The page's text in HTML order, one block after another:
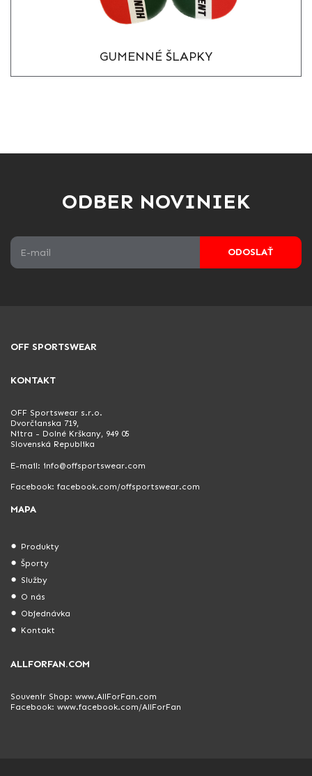
GUMENNÉ ŠLAPKY
ODBER NOVINIEK
ODOSLAŤ
OFF SPORTSWEAR
KONTAKT
OFF Sportswear s.r.o.
Dvorčianska 719,
Nitra - Dolné Krškany, 949 05
Slovenská Republika
E-mail: info@offsportswear.com
Facebook: facebook.com/offsportswear.com
MAPA
Produkty
Športy
Služby
O nás
Objednávka
Kontakt
ALLFORFAN.COM
Souvenir Shop: www.AllForFan.com
Facebook: www.facebook.com/AllForFan